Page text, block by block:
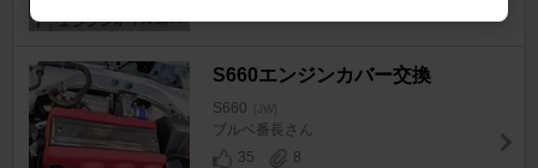
S660エンジンカバー交換
S660 [JW]
ブルベ番長さん
35
8